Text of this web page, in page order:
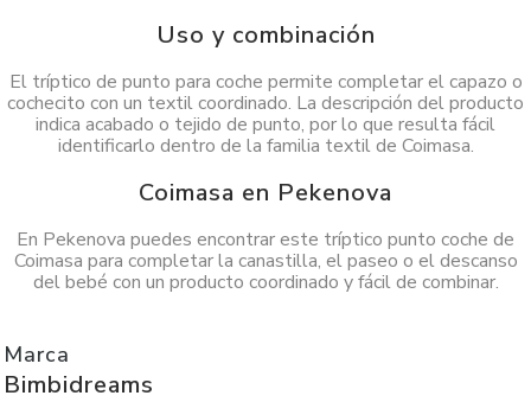
Uso y combinación
El tríptico de punto para coche permite completar el capazo o
cochecito con un textil coordinado. La descripción del producto
indica acabado o tejido de punto, por lo que resulta fácil
identificarlo dentro de la familia textil de Coimasa.
Coimasa en Pekenova
En Pekenova puedes encontrar este tríptico punto coche de
Coimasa para completar la canastilla, el paseo o el descanso
del bebé con un producto coordinado y fácil de combinar.
Marca
Bimbidreams